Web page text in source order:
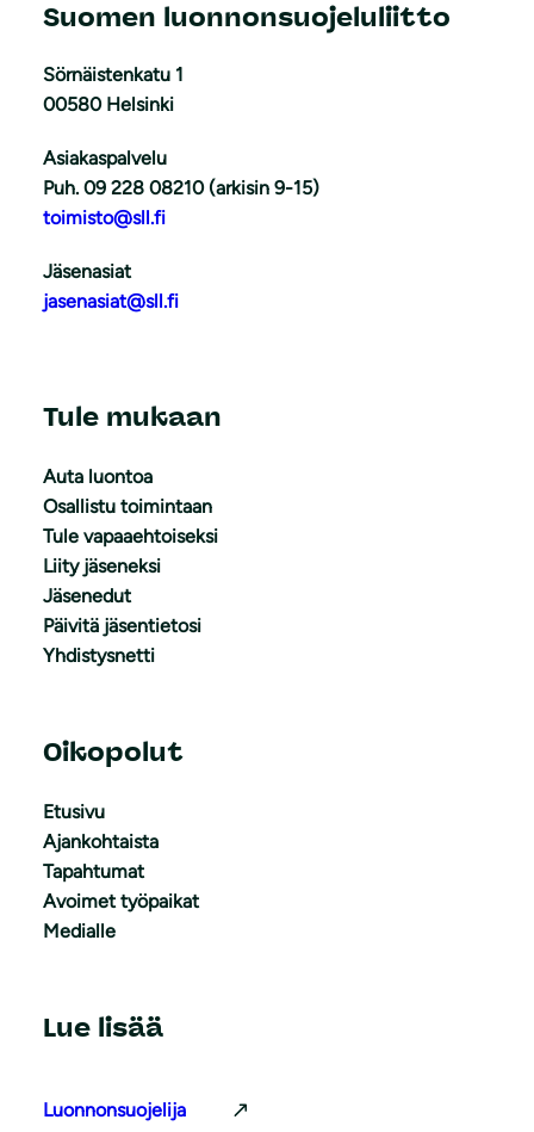
Suomen luonnonsuojeluliitto
Sörnäistenkatu 1
00580 Helsinki
Asiakaspalvelu
Puh. 09 228 08210 (arkisin 9-15)
toimisto@sll.fi
Jäsenasiat
jasenasiat@sll.fi
Tule mukaan
Auta luontoa
Osallistu toimintaan
Tule vapaaehtoiseksi
Liity jäseneksi
Jäsenedut
Päivitä jäsentietosi
Yhdistysnetti
Oikopolut
Etusivu
Ajankohtaista
Tapahtumat
Avoimet työpaikat
Medialle
Lue lisää
Luonnonsuojelija